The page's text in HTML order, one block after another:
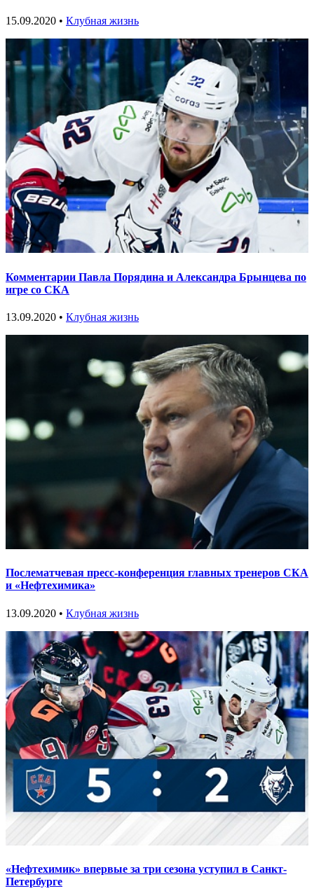
15.09.2020 • Клубная жизнь
Комментарии Павла Порядина и Александра Брынцева по
игре со СКА
13.09.2020 • Клубная жизнь
Послематчевая пресс-конференция главных тренеров СКА
и «Нефтехимика»
13.09.2020 • Клубная жизнь
«Нефтехимик» впервые за три сезона уступил в Санкт-
Петербурге